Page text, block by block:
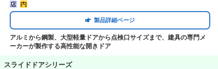
製品詳細ページ
アルミから鋼製、大型軽量ドアから点検口サイズまで、建具の専門メ
ーカーが製作する高性能な開きドア
スライドドアシリーズ